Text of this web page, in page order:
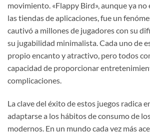
movimiento. «Flappy Bird», aunque ya
las tiendas de aplicaciones, fue un
cautivó a millones de jugadores con su
su jugabilidad minimalista. Cada uno de
propio encanto y atractivo, pero todos
capacidad de proporcionar
complicaciones.
La clave del éxito de estos juegos radica
adaptarse a los hábitos de consumo de
modernos. En un mundo cada vez más